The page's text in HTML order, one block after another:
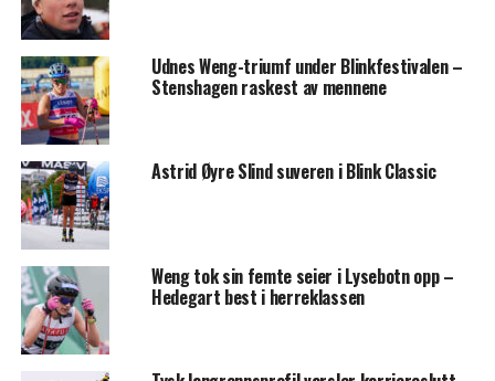
Udnes Weng-triumf under Blinkfestivalen –
Stenshagen raskest av mennene
Astrid Øyre Slind suveren i Blink Classic
Weng tok sin femte seier i Lysebotn opp –
Hedegart best i herreklassen